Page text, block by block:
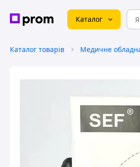
Каталог
Каталог товарів